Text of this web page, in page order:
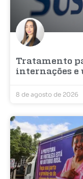
Tratamento
internações e
8 de agosto de 2026